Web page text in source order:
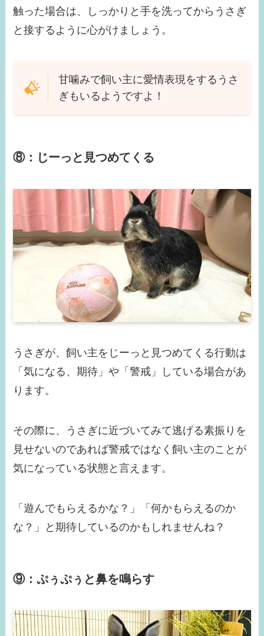
触った場合は、しっかりと手を洗ってからうさぎ
と接するように心がけましょう。
甘噛みで飼い主に愛情表現をするうさ
ぎもいるようですよ！
⑧：じーっと見つめてくる
うさぎが、飼い主をじーっと見つめてくる行動は
「気になる、期待」や「警戒」している場合があ
ります。
その際に、うさぎに近づいてみて逃げる素振りを
見せないのであれば警戒ではなく飼い主のことが
気になっている状態と言えます。
「遊んでもらえるかな？」「何かもらえるのか
な？」と期待しているのかもしれませんね？
⑨：ぷぅぷぅと鼻を鳴らす